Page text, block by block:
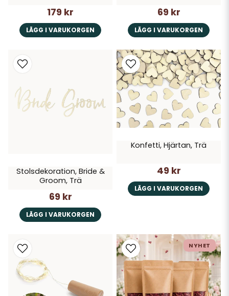
179 kr
LÄGG I VARUKORGEN
69 kr
LÄGG I VARUKORGEN
Stolsdekoration, Bride &
Groom, Trä
69 kr
LÄGG I VARUKORGEN
Konfetti, Hjärtan, Trä
49 kr
LÄGG I VARUKORGEN
NYHET